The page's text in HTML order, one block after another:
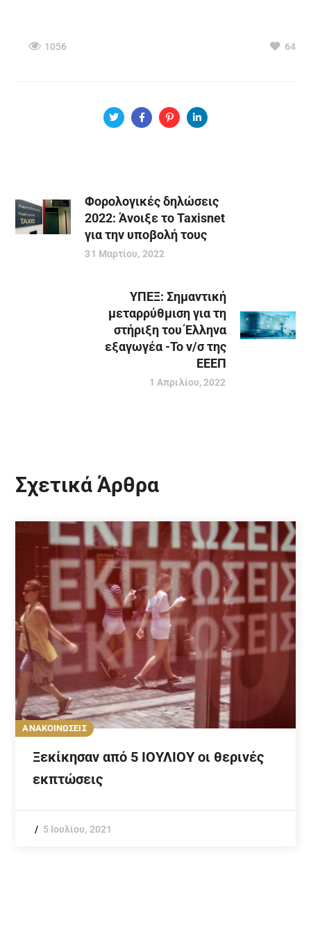
1056 64
Φορολογικές δηλώσεις
2022: Άνοιξε το Taxisnet
για την υποβολή τους
31 Μαρτίου, 2022
ΥΠΕΞ: Σημαντική
μεταρρύθμιση για τη
στήριξη του Έλληνα
εξαγωγέα -Το ν/σ της
ΕΕΕΠ
1 Απριλίου, 2022
Σχετικά Άρθρα
ΑΝΑΚΟΙΝΩΣΕΙΣ
Ξεκίκησαν από 5 ΙΟΥΛΙΟΥ οι θερινές
εκπτώσεις
5 Ιουλίου, 2021